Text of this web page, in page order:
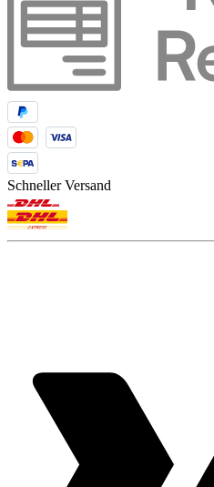
Schneller Versand